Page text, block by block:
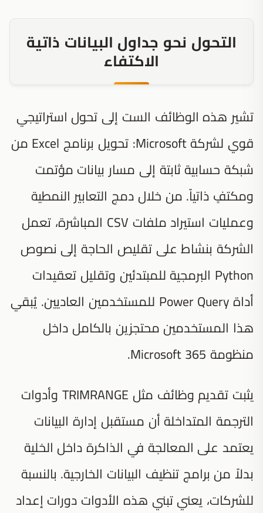
التحول نحو جداول البيانات ذاتية
الاكتفاء
تشير هذه الوظائف الست إلى تحول استراتيجي
قوي لشركة Microsoft: تحويل برنامج Excel من
شبكة حسابية ثابتة إلى مسار بيانات مؤتمت
ومكتفٍ ذاتياً. من خلال دمج التعابير النمطية
وعمليات استيراد ملفات CSV المباشرة، تعمل
الشركة بنشاط على تقليص الحاجة إلى نصوص
Python البرمجية للمبتدئين وتقليل تعقيدات
أداة Power Query للمستخدمين العاديين. يُبقي
هذا المستخدمين محتجزين بالكامل داخل
منظومة Microsoft 365.
يثبت تقديم وظائف مثل TRIMRANGE وأدوات
الترجمة المتداخلة أن مستقبل إدارة البيانات
يعتمد على المعالجة في الذاكرة داخل الخلية
بدلاً من برامج تنظيف البيانات الخارجية. بالنسبة
للشركات، يعني تبني هذه الأدوات دورات إعداد